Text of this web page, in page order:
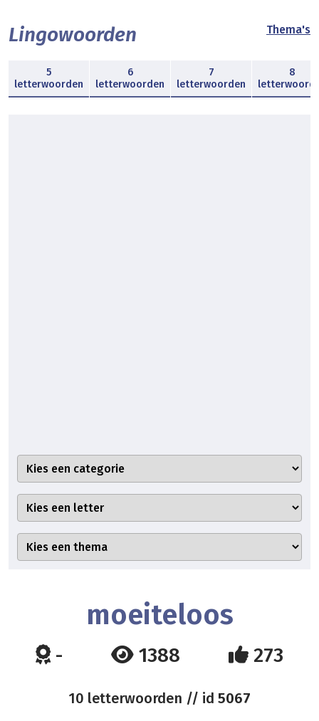
Lingowoorden Thema's
5
letterwoorden
6
letterwoorden
7
letterwoorden
8
moeiteloos
- 1388 273
10 letterwoorden // id 5067